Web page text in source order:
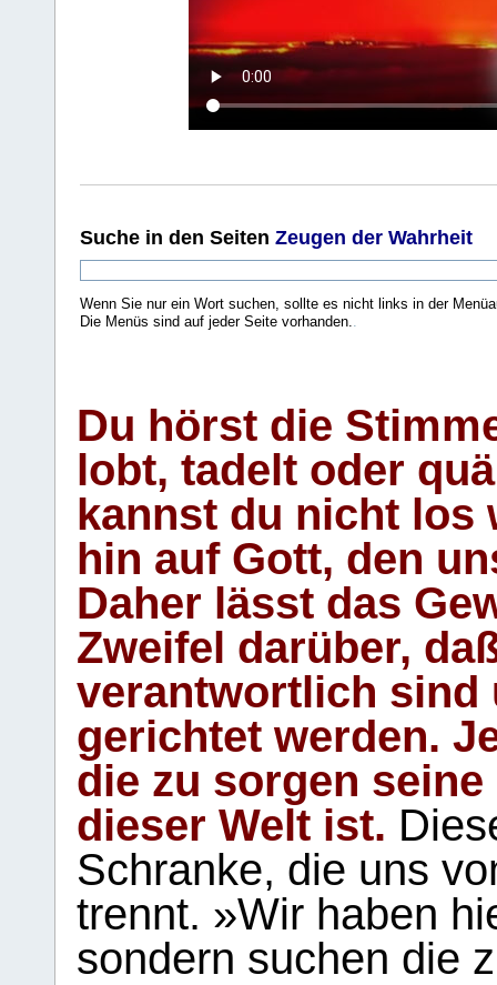
Suche in den Seiten Zeugen der Wahrheit
Wenn Sie nur ein Wort suchen, sollte es nicht links in der
Die Menüs sind auf jeder Seite vorhanden..
Du hörst die
lobt, tadelt oder
kannst du nicht los
hin auf Gott, den
Daher lässt das
Zweifel darüber,
verantwortlich sind
gerichtet werden.
die zu sorgen
dieser Welt ist.
Schranke, die uns
trennt. »Wir haben
sondern suchen die